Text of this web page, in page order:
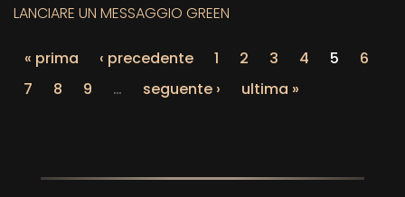
LANCIARE UN MESSAGGIO GREEN
« prima ‹ precedente 1 2 3 4 5
6
7
8 9 … seguente › ultima »